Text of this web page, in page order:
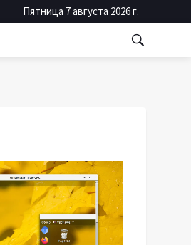
Пятница 7 августа 2026 г.